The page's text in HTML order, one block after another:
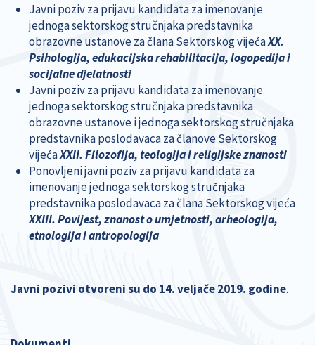
Javni poziv za prijavu kandidata za imenovanje
jednoga sektorskog stručnjaka predstavnika
obrazovne ustanove za člana Sektorskog vijećaXX.
Psihologija, edukacijska rehabilitacija, logopedija i
socijalne djelatnosti
Javni poziv za prijavu kandidata za imenovanje
jednoga sektorskog stručnjaka predstavnika
obrazovne ustanove i jednoga sektorskog stručnjaka
predstavnika poslodavaca za članove Sektorskog
vijećaXXII. Filozofija, teologija i religijske znanosti
Ponovljeni javni poziv za prijavu kandidata za
imenovanje jednoga sektorskog stručnjaka
predstavnika poslodavaca za člana Sektorskog vijeća
XXIII. Povijest, znanost o umjetnosti, arheologija,
etnologija i antropologija
Javni pozivi otvoreni su do 14. veljače 2019. godine.